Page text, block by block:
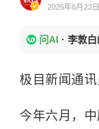
2026年6月23
问AI · 李敦白
极目新闻通
今年六月，